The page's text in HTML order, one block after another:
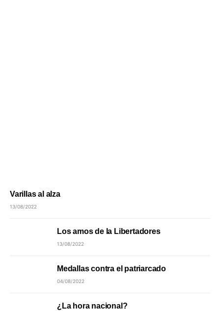
Varillas al alza
13/08/2022
Los amos de la Libertadores
13/08/2022
Medallas contra el patriarcado
04/08/2022
¿La hora nacional?